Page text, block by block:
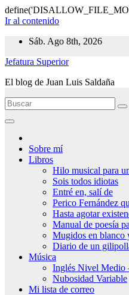
Ir al contenido
Sáb. Ago 8th, 2026
Jefatura Superior
El blog de Juan Luis Saldaña
Sobre mí
Libros
Hilo musical para
Sois todos idiotas
Entré en, salí de
Perico Fernández
Hasta agotar
Manual de poesía
Mugidos en blanco
Diario de un
Música
Inglés Nivel Medio
Nubosidad Variable
Mi lista de correo